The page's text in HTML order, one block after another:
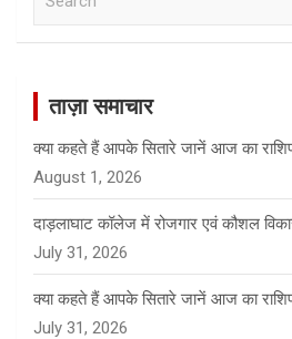
ताज़ा समाचार
क्या कहते हैं आपके सितारे जानें आज का
August 1, 2026
दाड़लाघाट कॉलेज में रोजगार एवं कौशल
July 31, 2026
क्या कहते हैं आपके सितारे जानें आज का
July 31, 2026